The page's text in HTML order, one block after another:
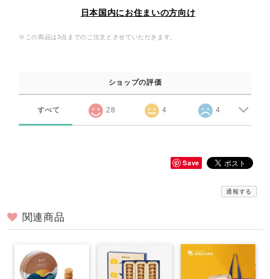
日本国内にお住まいの方向け
※この商品は3点までのご注文とさせていただきます。
ショップの評価
すべて 28 4 4
Save
通報する
関連商品